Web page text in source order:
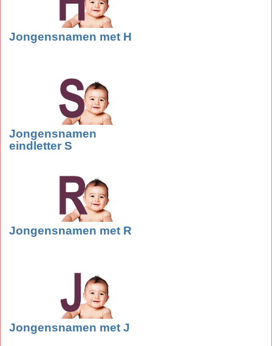
Jongensnamen met H
Jongensnamen
eindletter S
Jongensnamen met R
Jongensnamen met J